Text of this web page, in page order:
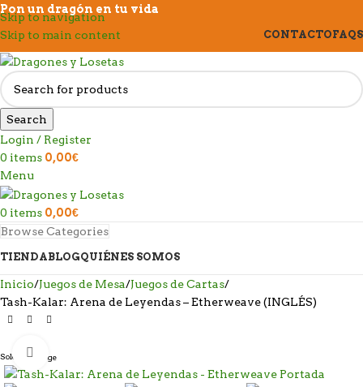
Skip to navigation
Skip to main content
Pon un dragón en tu vida
CONTACTOFAQS
Search
Login / Register
0 items 0,00€
Menu
0 items 0,00€
Browse Categories
TIENDABLOGQUIÉNES SOMOS
Inicio Juegos de Mesa Juegos de Cartas
Tash-Kalar: Arena de Leyendas – Etherweave (INGLÉS)
Sold out